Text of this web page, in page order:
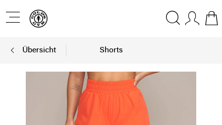
Übersicht Shorts